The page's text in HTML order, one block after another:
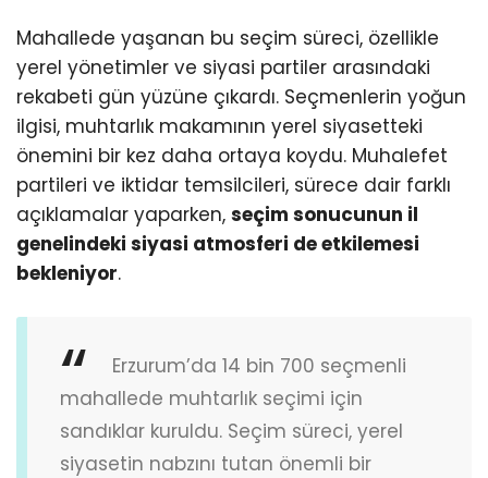
Mahallede yaşanan bu seçim süreci, özellikle
yerel yönetimler ve siyasi partiler arasındaki
rekabeti gün yüzüne çıkardı. Seçmenlerin yoğun
ilgisi, muhtarlık makamının yerel siyasetteki
önemini bir kez daha ortaya koydu. Muhalefet
partileri ve iktidar temsilcileri, sürece dair farklı
açıklamalar yaparken, seçim sonucunun il
genelindeki siyasi atmosferi de etkilemesi
bekleniyor.
Erzurum’da 14 bin 700 seçmenli
mahallede muhtarlık seçimi için
sandıklar kuruldu. Seçim süreci, yerel
siyasetin nabzını tutan önemli bir